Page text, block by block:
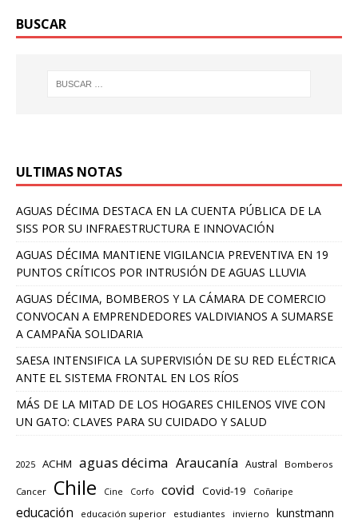
BUSCAR
ULTIMAS NOTAS
AGUAS DÉCIMA DESTACA EN LA CUENTA PÚBLICA DE LA
SISS POR SU INFRAESTRUCTURA E INNOVACIÓN
AGUAS DÉCIMA MANTIENE VIGILANCIA PREVENTIVA EN 19
PUNTOS CRÍTICOS POR INTRUSIÓN DE AGUAS LLUVIA
AGUAS DÉCIMA, BOMBEROS Y LA CÁMARA DE COMERCIO
CONVOCAN A EMPRENDEDORES VALDIVIANOS A SUMARSE
A CAMPAÑA SOLIDARIA
SAESA INTENSIFICA LA SUPERVISIÓN DE SU RED ELÉCTRICA
ANTE EL SISTEMA FRONTAL EN LOS RÍOS
MÁS DE LA MITAD DE LOS HOGARES CHILENOS VIVE CON
UN GATO: CLAVES PARA SU CUIDADO Y SALUD
2025 ACHM aguas décima Araucanía Austral Bomberos
Cancer Chile Cine Corfo covid Covid-19 Coñaripe
educación educación superior estudiantes invierno kunstmann